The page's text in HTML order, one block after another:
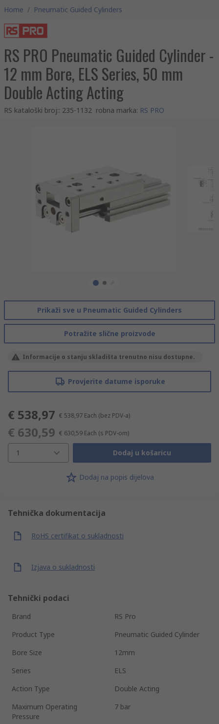
Home / Pneumatic Guided Cylinders
RS PRO Pneumatic Guided Cylinder -
12 mm Bore, ELS Series, 50 mm
Double Acting Acting
RS kataloški broj:: 235-1132 robna marka: RS PRO
Prikaži sve u Pneumatic Guided Cylinders
Potražite slične proizvode
Informacije o stanju skladišta trenutno nisu dostupne.
Provjerite datume isporuke
€ 538,97 € 538,97 Each (bez PDV-a)
€ 630,59 € 630,59 Each (s PDV-om)
1 Dodaj u košaricu
Dodaj na popis dijelova
Tehnička dokumentacija
RoHS certifikat o sukladnosti
Izjava o sukladnosti
Tehnički podaci
Brand
RS Pro
Product Type
Pneumatic Guided Cylinder
Bore Size
12mm
Series
ELS
Action Type
Double Acting
Maximum Operating
Pressure
7 bar